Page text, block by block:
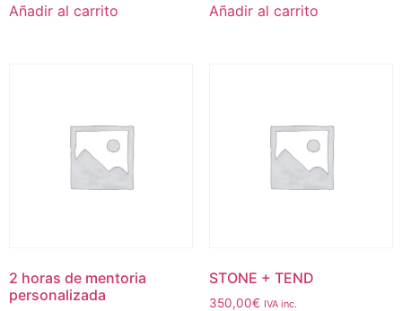
Añadir al carrito Añadir al carrito
2 horas de mentoria
personalizada
STONE + TEND
350,00€ IVA inc.